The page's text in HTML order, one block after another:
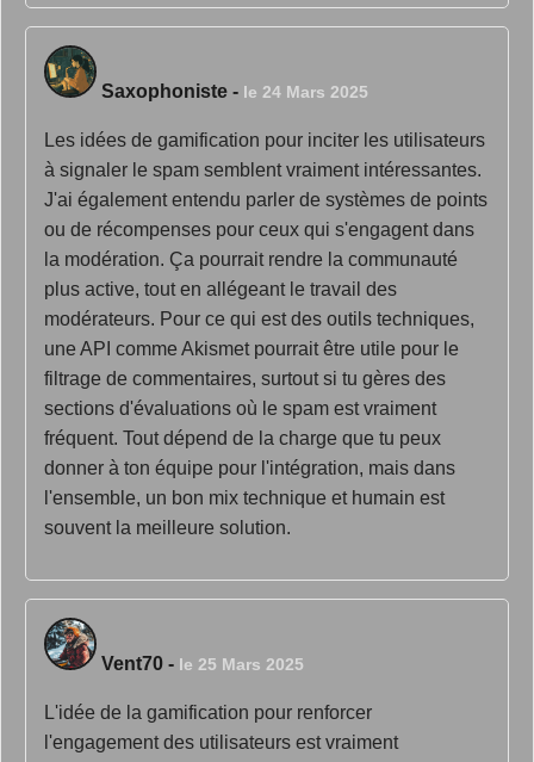
Saxophoniste - le 24 Mars 2025
Les idées de gamification pour inciter les utilisateurs
à signaler le spam semblent vraiment intéressantes.
J'ai également entendu parler de systèmes de points
ou de récompenses pour ceux qui s'engagent dans
la modération. Ça pourrait rendre la communauté
plus active, tout en allégeant le travail des
modérateurs. Pour ce qui est des outils techniques,
une API comme Akismet pourrait être utile pour le
filtrage de commentaires, surtout si tu gères des
sections d'évaluations où le spam est vraiment
fréquent. Tout dépend de la charge que tu peux
donner à ton équipe pour l'intégration, mais dans
l'ensemble, un bon mix technique et humain est
souvent la meilleure solution.
Vent70 - le 25 Mars 2025
L'idée de la gamification pour renforcer
l'engagement des utilisateurs est vraiment